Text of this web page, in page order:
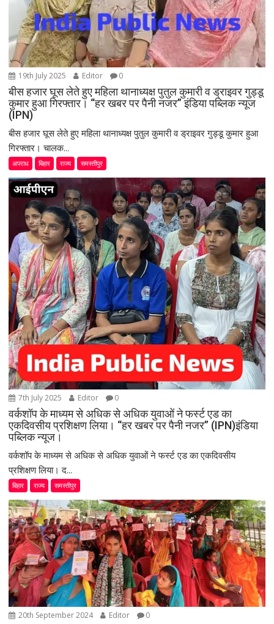
19th July 2025 Editor 0
बीस हजार घूस लेते हुए महिला थानाध्यक्ष पुतुल कुमारी व ड्राइवर गुड्डू
कुमार हुआ गिरफ्तार। “हर खबर पर पैनी नजर” इंडिया पब्लिक न्यूज
(IPN)
बीस हजार घूस लेते हुए महिला थानाध्यक्ष पुतुल कुमारी व ड्राइवर गुड्डू कुमार हुआ
गिरफ्तार। चालक...
अपराध बिहार राज्य समस्तीपुर
7th July 2025 Editor 0
वर्कशॉप के माध्यम से अधिक से अधिक युवाओं ने फर्स्ट एड का
एकदिवसीय प्रशिक्षण लिया। “हर खबर पर पैनी नजर” (IPN)इंडिया
पब्लिक न्यूज।
वर्कशॉप के माध्यम से अधिक से अधिक युवाओं ने फर्स्ट एड का एकदिवसीय
प्रशिक्षण लिया। द...
बिहार राज्य समस्तीपुर
20th September 2024 Editor 0